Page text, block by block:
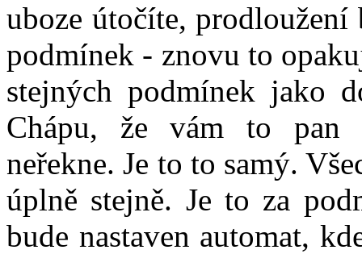
uboze útočíte,
podmínek - znovu to
stejných podmínek jako
Chápu, že vám to pan
neřekne. Je to to samý.
úplně stejně. Je to za
bude nastaven automat,